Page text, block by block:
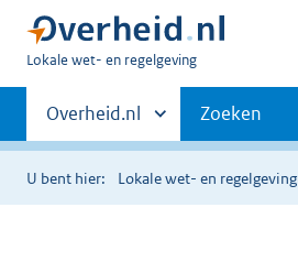
U
hier:
Lokale wet- en regelgeving
Primaire
navigatie
Andere
sites
binnen
Overheid.nl Zoeken
U bent hier: Lokale wet- en regelgeving